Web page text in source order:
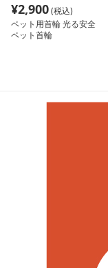
¥2,900(税込)
ペット用首輪 光る安全
ペット首輪